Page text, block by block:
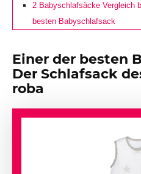
2 Babyschlafsäcke Vergleich
besten Babyschlafsack
Einer der besten
Der Schlafsack
roba